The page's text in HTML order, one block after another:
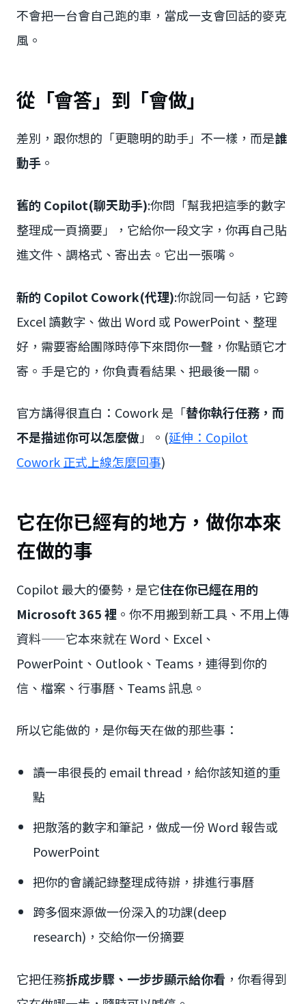
不會把一台會自己跑的車，當成一支會回話的麥克
風。
從「會答」到「會做」
差別，跟你想的「更聰明的助手」不一樣，而是誰
動手 。
舊的 Copilot(聊天助手):你問「幫我把這季的數字
整理成一頁摘要」，它給你一段文字，你再自己貼
進文件、調格式、寄出去。它出一張嘴。
新的 Copilot Cowork(代理):你說同一句話，它跨
Excel 讀數字、做出 Word 或 PowerPoint、整理
好，需要寄給團隊時停下來問你一聲，你點頭它才
寄。手是它的，你負責看結果、把最後一關。
官方講得很直白：Cowork 是「替你執行任務，而
不是描述你可以怎麼做 」。(延伸：Copilot
Cowork 正式上線怎麼回事)
它在你已經有的地方，做你本來
在做的事
Copilot 最大的優勢，是它住在你已經在用的
Microsoft 365 裡 。你不用搬到新工具、不用上傳
資料——它本來就在 Word、Excel、
PowerPoint、Outlook、Teams，連得到你的
信、檔案、行事曆、Teams 訊息。
所以它能做的，是你每天在做的那些事：
讀一串很長的 email thread，給你該知道的重
點
把散落的數字和筆記，做成一份 Word 報告或
PowerPoint
把你的會議記錄整理成待辦，排進行事曆
跨多個來源做一份深入的功課(deep
research)，交給你一份摘要
它把任務拆成步驟、一步步顯示給你看 ，你看得到